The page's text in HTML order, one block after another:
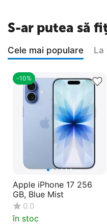
S-ar putea să
Cele mai populare La
-10%
Apple iPhone 17 256
GB, Blue Mist
0.0
în stoc